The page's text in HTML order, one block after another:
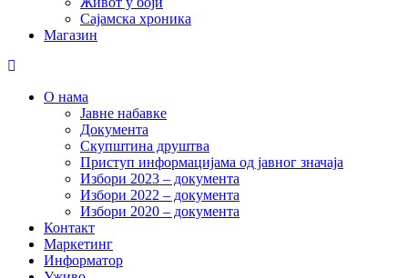
Сајамска хроника
Магазин
О нама
Јавне набавке
Документа
Скупштина друштва
Приступ информацијама од јавног значаја
Избори 2023 – документа
Избори 2022 – документа
Избори 2020 – документа
Контакт
Маркетинг
Информатор